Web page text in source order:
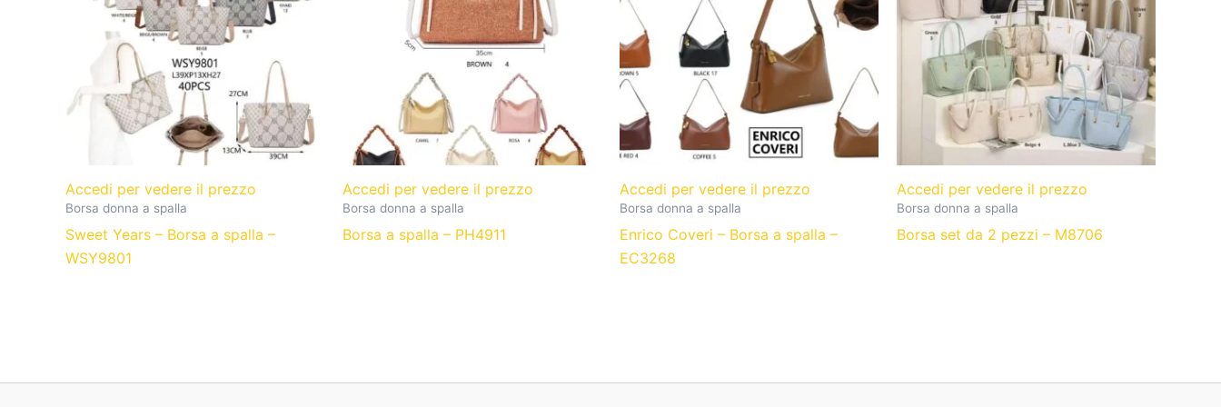
Accedi per vedere il prezzo
Borsa donna a spalla
Sweet Years – Borsa a spalla –
WSY9801
Accedi per vedere il prezzo
Borsa donna a spalla
Borsa a spalla – PH4911
Accedi per vedere il prezzo
Borsa donna a spalla
Enrico Coveri – Borsa a spalla –
EC3268
Accedi per vedere il prezzo
Borsa donna a spalla
Borsa set da 2 pezzi – M8706